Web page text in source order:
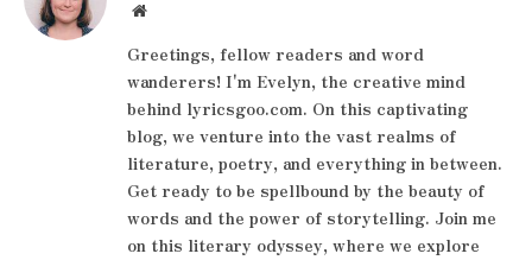
Website
Greetings, fellow readers and word
wanderers! I'm Evelyn, the creative mind
behind lyricsgoo.com. On this captivating
blog, we venture into the vast realms of
literature, poetry, and everything in between.
Get ready to be spellbound by the beauty of
words and the power of storytelling. Join me
on this literary odyssey, where we explore